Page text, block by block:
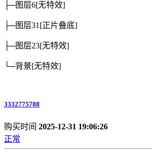
├─图层6[无特效]
├─图层31[正片叠底]
├─图层23[无特效]
└─背景[无特效]
3332775788
购买时间 2025-12-31 19:06:26
正常